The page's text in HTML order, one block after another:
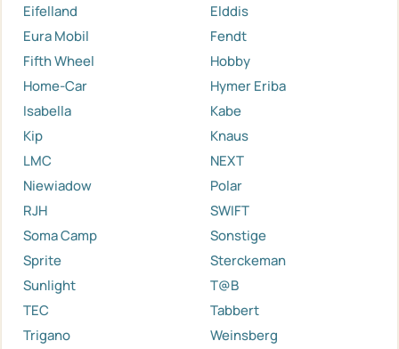
Eifelland
Elddis
Eura Mobil
Fendt
Fifth Wheel
Hobby
Home-Car
Hymer Eriba
Isabella
Kabe
Kip
Knaus
LMC
NEXT
Niewiadow
Polar
RJH
SWIFT
Soma Camp
Sonstige
Sprite
Sterckeman
Sunlight
T@B
TEC
Tabbert
Trigano
Weinsberg